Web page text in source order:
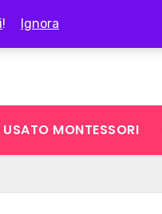
! Ignora
USATO MONTESSORI